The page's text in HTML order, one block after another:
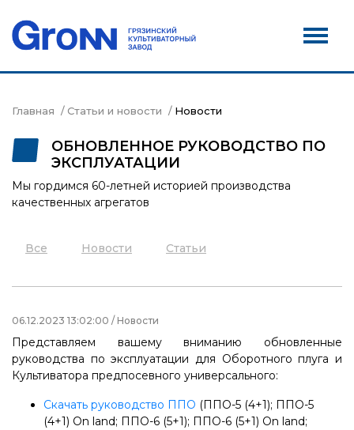
Дилеры
Контакты
Сервис
Акции
Главная Статьи и новости Новости
ОБНОВЛЕННОЕ РУКОВОДСТВО ПО
ЭКСПЛУАТАЦИИ
Мы гордимся 60-летней историей производства
качественных агрегатов
Все Новости Статьи
06.12.2023 13:02:00 / Новости
Представляем вашему вниманию обновленные
руководства по эксплуатации для Оборотного плуга и
Культиватора предпосевного универсального:
Скачать руководство ППО (ППО-5 (4+1); ППО-5
(4+1) On land; ППО-6 (5+1); ППО-6 (5+1) On land;